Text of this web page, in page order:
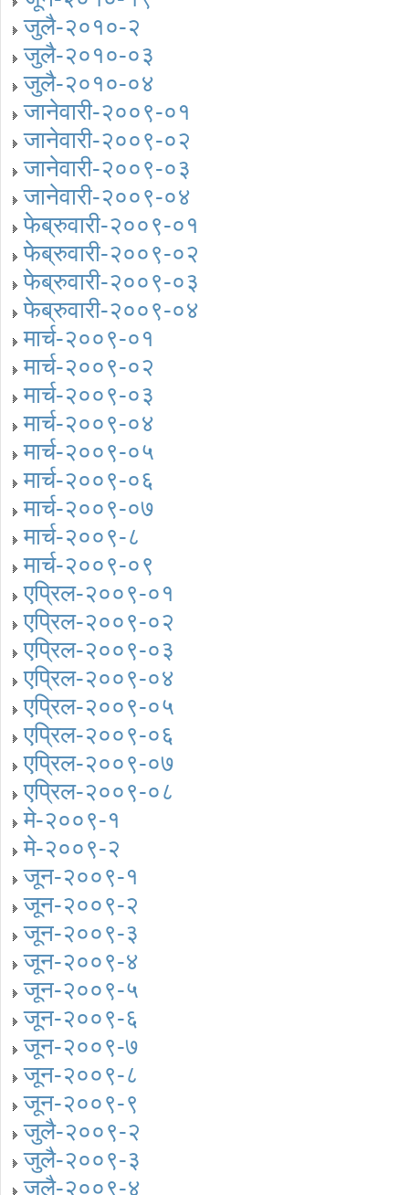
जुलै-२०१०-२
जुलै-२०१०-०३
जुलै-२०१०-०४
जानेवारी-२००९-०१
जानेवारी-२००९-०२
जानेवारी-२००९-०३
जानेवारी-२००९-०४
फेब्रुवारी-२००९-०१
फेब्रुवारी-२००९-०२
फेब्रुवारी-२००९-०३
फेब्रुवारी-२००९-०४
मार्च-२००९-०१
मार्च-२००९-०२
मार्च-२००९-०३
मार्च-२००९-०४
मार्च-२००९-०५
मार्च-२००९-०६
मार्च-२००९-०७
मार्च-२००९-८
मार्च-२००९-०९
एप्रिल-२००९-०१
एप्रिल-२००९-०२
एप्रिल-२००९-०३
एप्रिल-२००९-०४
एप्रिल-२००९-०५
एप्रिल-२००९-०६
एप्रिल-२००९-०७
एप्रिल-२००९-०८
मे-२००९-१
मे-२००९-२
जून-२००९-१
जून-२००९-२
जून-२००९-३
जून-२००९-४
जून-२००९-५
जून-२००९-६
जून-२००९-७
जून-२००९-८
जून-२००९-९
जुलै-२००९-२
जुलै-२००९-३
जुलै-२००९-४